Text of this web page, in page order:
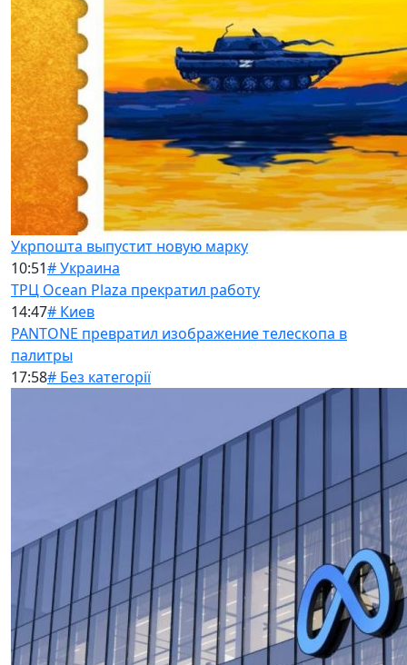
Укрпошта выпустит новую марку
10:51# Украина
ТРЦ Ocean Plaza прекратил работу
14:47# Киев
PANTONE превратил изображение телескопа в
палитры
17:58# Без категорії